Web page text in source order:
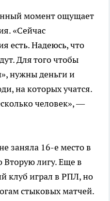
момент ощущает
«Сейчас
есть. Надеюсь, что
Для того чтобы
нужны деньги и
на которых учатся.
человек», —
заняла 16-е место в
Вторую лигу. Еще в
клуб играл в РПЛ, но
стыковых матчей.